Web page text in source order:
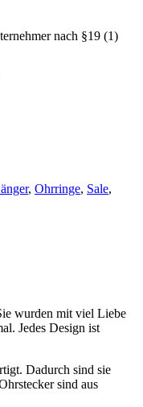
nach §19 (1)
, Ohrringe, Sale,
wurden mit viel Liebe
Jedes Design ist
Dadurch sind sie
sind aus